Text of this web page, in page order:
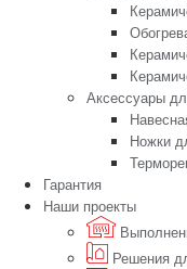
Аксессуары
Ножки
Гарантия
Наши проекты
Решения